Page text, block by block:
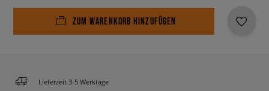
ZUM WARENKORB HINZUFÜGEN
Lieferzeit 3-5 Werktage